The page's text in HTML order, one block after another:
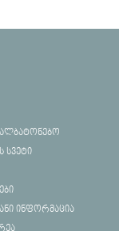
სვეტი
ინფორმაცია